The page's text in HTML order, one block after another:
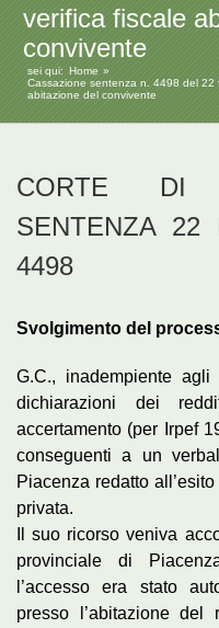
verifica fiscale
convivente
sei qui: Home
Cassazione sentenza n. 4498 del
abitazione del convivente
CORTE DI
SENTENZA 22
4498
Svolgimento del
G.C., inadempiente
dichiarazioni dei
accertamento (per Irpef
conseguenti a un
Piacenza redatto
privata.
Il suo ricorso veniva
provinciale di
l’accesso era stato
presso l’abitazione